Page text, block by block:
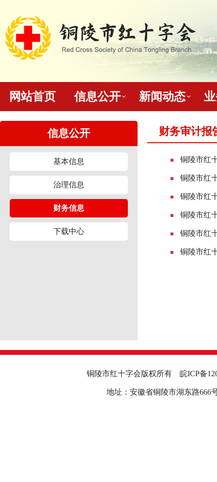
网站首页 信息公开 新闻动态
信息公开
基本信息
治理信息
财务信息
下载中心
财务审计报
铜陵市红
铜陵市红
铜陵市红
铜陵市红
铜陵市红
铜陵市红
铜陵市红十字会版权所有 皖ICP备
地址：安徽省铜陵市湖东路666